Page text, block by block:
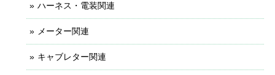
ハーネス・電装関連
メーター関連
キャブレター関連